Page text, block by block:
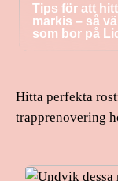
Tips för att
markis – så
som bor på
Hitta perfekta
trapprenovering